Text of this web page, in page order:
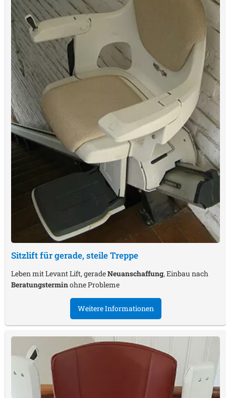
Sitzlift für gerade, steile Treppe
Leben mit Levant Lift, geradeNeuanschaffung, Einbau nach
Beratungsterminohne Probleme
Weitere Informationen